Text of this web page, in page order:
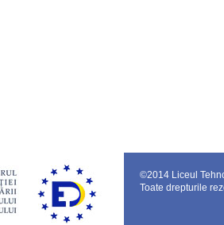
©2014 Liceul
Toate drepturile